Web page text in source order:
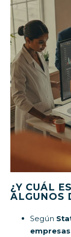
¿Y CUÁL
ALGUNOS
Según